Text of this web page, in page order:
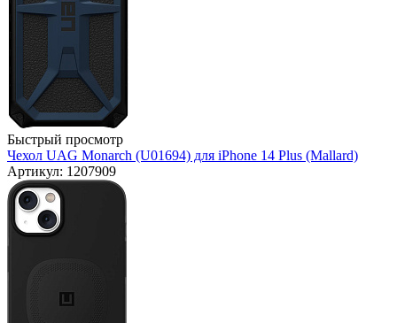
Быстрый просмотр
Чехол UAG Monarch (U01694) для iPhone 14 Plus (Mallard)
Артикул: 1207909